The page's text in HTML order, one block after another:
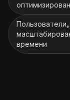
времени